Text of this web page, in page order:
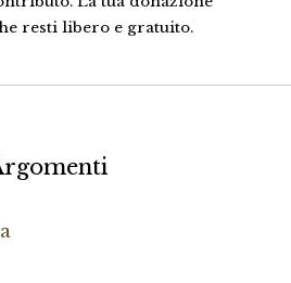
resti libero e gratuito.